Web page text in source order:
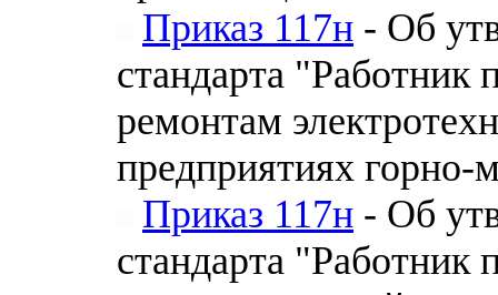
Приказ 117н - Об
стандарта
ремонтам
предприятиях горно-
Приказ 117н - Об
стандарта "Работник